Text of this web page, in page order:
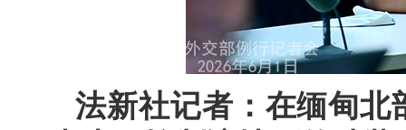
法新社记者：在缅甸北